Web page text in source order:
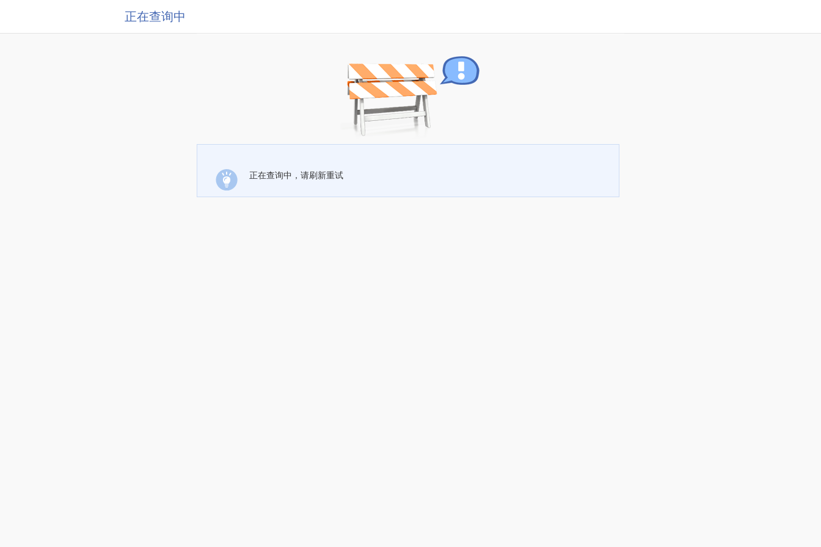
正在查询中
正在查询中，请刷新重试